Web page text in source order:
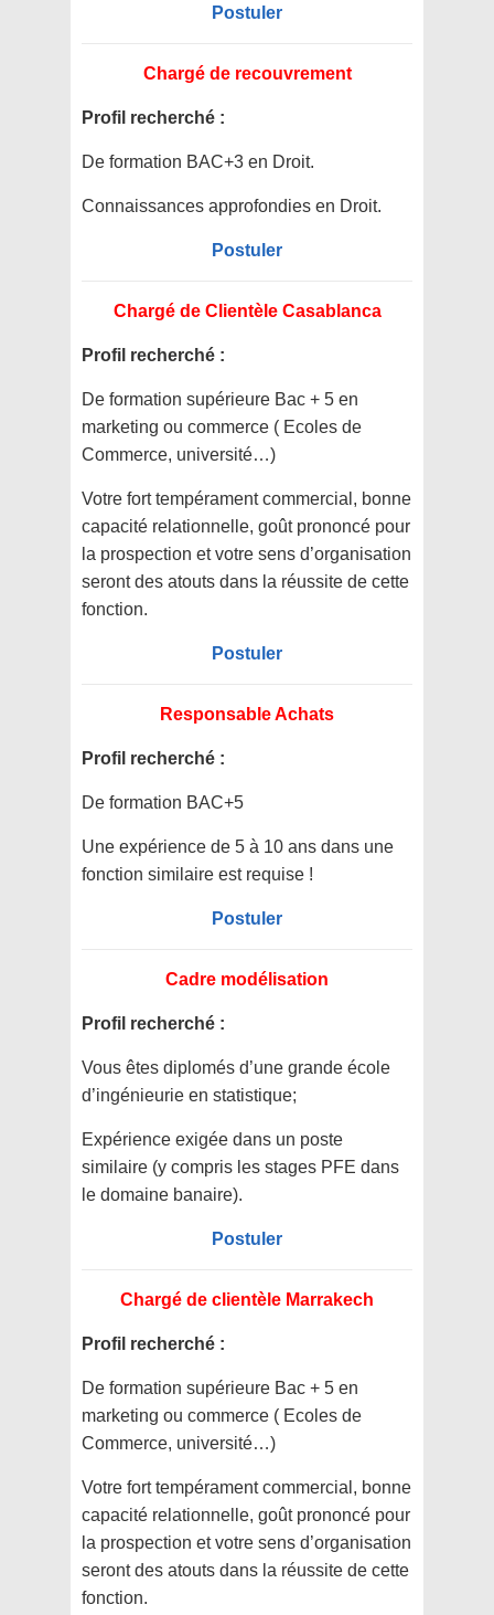
Postuler
Chargé de recouvrement
Profil recherché :
De formation BAC+3 en Droit.
Connaissances approfondies en Droit.
Postuler
Chargé de Clientèle Casablanca
Profil recherché :
De formation supérieure Bac + 5 en
marketing ou commerce ( Ecoles de
Commerce, université…)
Votre fort tempérament commercial, bonne
capacité relationnelle, goût prononcé pour
la prospection et votre sens d’organisation
seront des atouts dans la réussite de cette
fonction.
Postuler
Responsable Achats
Profil recherché :
De formation BAC+5
Une expérience de 5 à 10 ans dans une
fonction similaire est requise !
Postuler
Cadre modélisation
Profil recherché :
Vous êtes diplomés d’une grande école
d’ingénieurie en statistique;
Expérience exigée dans un poste
similaire (y compris les stages PFE dans
le domaine banaire).
Postuler
Chargé de clientèle Marrakech
Profil recherché :
De formation supérieure Bac + 5 en
marketing ou commerce ( Ecoles de
Commerce, université…)
Votre fort tempérament commercial, bonne
capacité relationnelle, goût prononcé pour
la prospection et votre sens d’organisation
seront des atouts dans la réussite de cette
fonction.